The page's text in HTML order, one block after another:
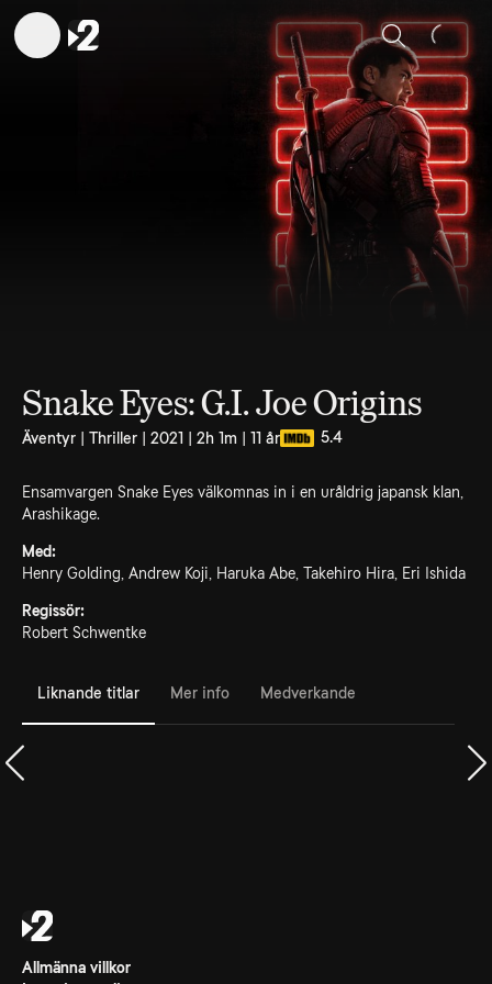
Sök
Snake Eyes: G.I. Joe Origins
Äventyr | Thriller | 2021 | 2h 1m | 11 år 5.4
Ensamvargen Snake Eyes välkomnas in i en uråldrig japansk klan,
Arashikage.
Med:
Henry Golding, Andrew Koji, Haruka Abe, Takehiro Hira, Eri Ishida
Regissör:
Robert Schwentke
Liknande titlar Mer info Medverkande
Allmänna villkor